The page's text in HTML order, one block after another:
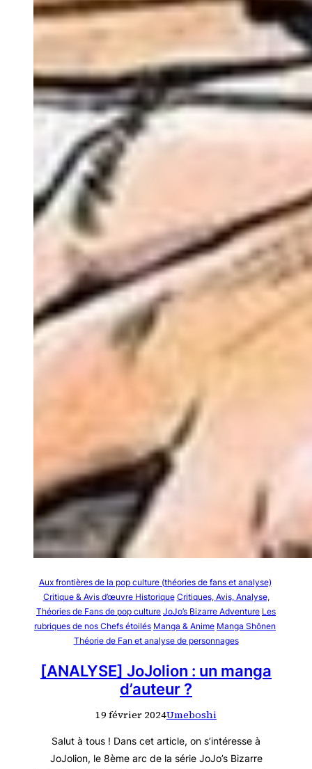
Aux frontières de la pop culture (théories de fans et analyse)
Critique & Avis d’œuvre Historique Critiques, Avis, Analyse,
Théories de Fans de pop culture JoJo’s Bizarre Adventure Les
rubriques de nos Chefs étoilés Manga & Anime Manga Shônen
Théorie de Fan et analyse de personnages
[ANALYSE] JoJolion : un manga
d’auteur ?
19 février 2024Umeboshi
Salut à tous ! Dans cet article, on s’intéresse à
JoJolion, le 8ème arc de la série JoJo’s Bizarre